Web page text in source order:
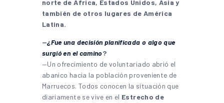
norte de África, Estados Unidos, Asia y
también de otros lugares de América
Latina.
—¿Fue una decisión planificada o algo que
surgió en el camino?
—Un ofrecimiento de voluntariado abrió el
abanico hacia la población proveniente de
Marruecos. Todos conocen la situación que
diariamente se vive en el Estrecho de